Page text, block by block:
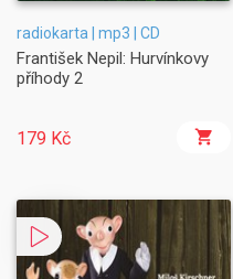
radiokarta | mp3 | CD
František Nepil: Hurvínkovy
příhody 2
179 Kč